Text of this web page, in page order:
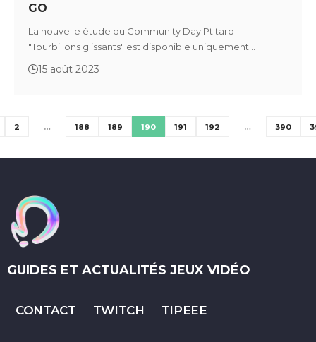
GO
La nouvelle étude du Community Day Ptitard
"Tourbillons glissants" est disponible uniquement…
15 août 2023
2 … 188 189 190 191 192 … 390
GUIDES ET ACTUALITÉS JEUX VIDÉO
CONTACT TWITCH TIPEEE